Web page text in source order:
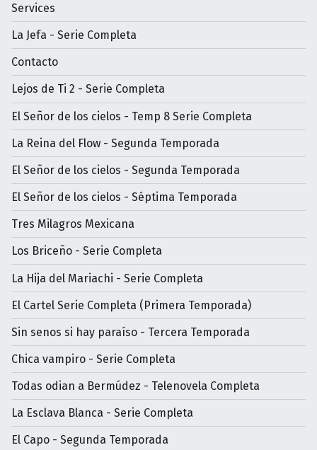
Services
La Jefa - Serie Completa
Contacto
Lejos de Ti 2 - Serie Completa
El Señor de los cielos - Temp 8 Serie Completa
La Reina del Flow - Segunda Temporada
El Señor de los cielos - Segunda Temporada
El Señor de los cielos - Séptima Temporada
Tres Milagros Mexicana
Los Briceño - Serie Completa
La Hija del Mariachi - Serie Completa
El Cartel Serie Completa (Primera Temporada)
Sin senos si hay paraíso - Tercera Temporada
Chica vampiro - Serie Completa
Todas odian a Bermúdez - Telenovela Completa
La Esclava Blanca - Serie Completa
El Capo - Segunda Temporada